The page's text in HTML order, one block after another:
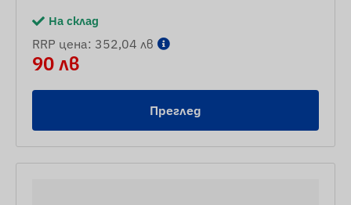
На склад
RRP цена: 352,04 лв
90 лв
Преглед